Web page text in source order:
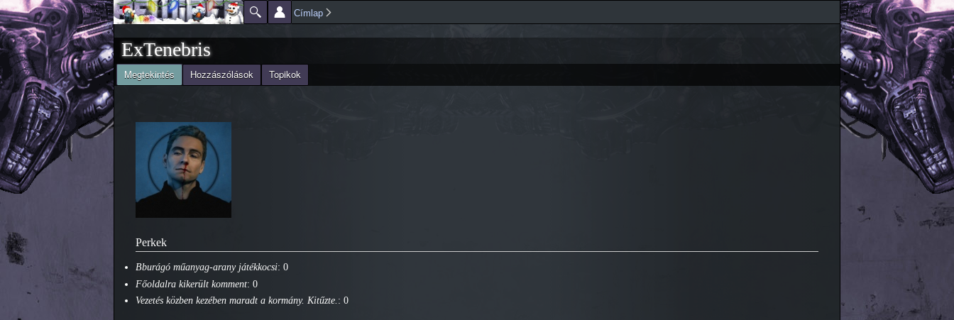
tartalomra
Főmenü
Jelenlegi hely
Címlap
ExTenebris
Elsődleges fülek
Megtekintés
(aktív fül) Hozzászólások Topikok
Perkek
Bburágó műanyag-arany játékkocsi: 0
Főoldalra kikerült komment: 0
Vezetés közben kezében maradt a kormány. Kitűzte. : 0